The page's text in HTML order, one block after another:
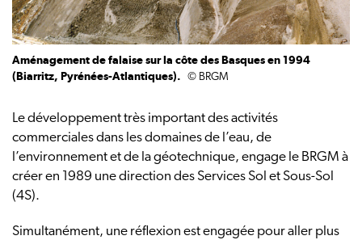
Aménagement de falaise sur la côte des Basques en 1994
(Biarritz, Pyrénées-Atlantiques).
© BRGM
Le développement très important des activités
commerciales dans les domaines de l’eau, de
l’environnement et de la géotechnique, engage le BRGM à
créer en 1989 une direction des Services Sol et Sous-Sol
(4S).
Simultanément, une réflexion est engagée pour aller plus